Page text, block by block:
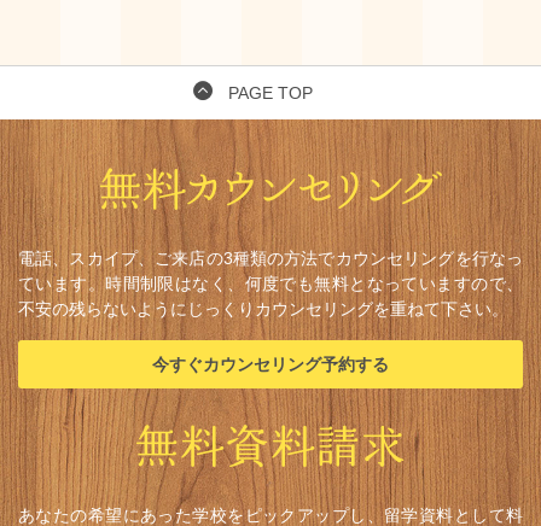
PAGE TOP
電話、スカイプ、ご来店の3種類の方法でカウンセリングを行なっ
ています。時間制限はなく、何度でも無料となっていますので、
不安の残らないようにじっくりカウンセリングを重ねて下さい。
今すぐカウンセリング予約する
あなたの希望にあった学校をピックアップし、留学資料として料